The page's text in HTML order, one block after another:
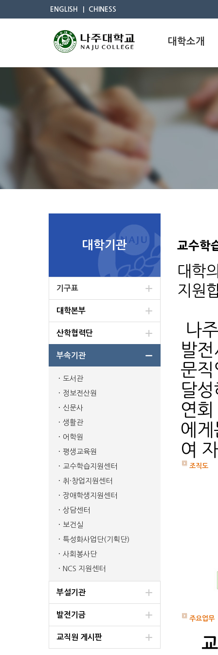
ENGLISH CHINESS
대학소개
대학기관
기구표
대학본부
산학협력단
부속기관
도서관
정보전산원
신문사
생활관
어학원
평생교육원
교수학습지원센터
취·창업지원센터
장애학생지원센터
상담센터
보건실
특성화사업단(기획단)
사회봉사단
NCS 지원센터
부설기관
발전기금
교직원 게시판
교수학
대학
지원
나
발
문
달
연
에
여
조직도
주요업무